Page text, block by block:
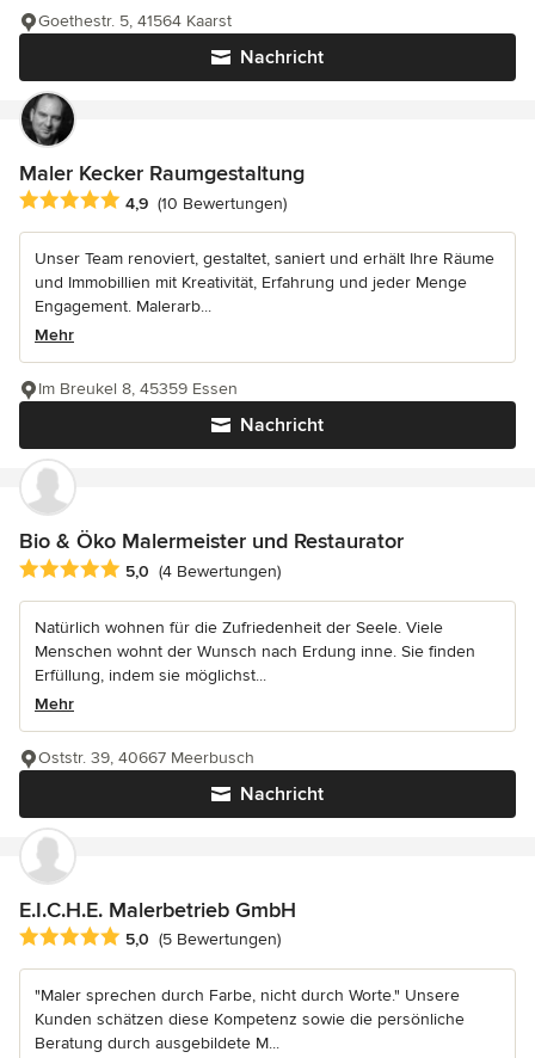
Nachricht
Goethestr. 5, 41564 Kaarst
Maler Kecker Raumgestaltung
Durchschnittliche Bewertung: 4.9 von 5 Sternen
4,9 (10 Bewertungen)
Unser Team renoviert, gestaltet, saniert und erhält Ihre Räume
und Immobillien mit Kreativität, Erfahrung und jeder Menge
Engagement. Malerarb...
Mehr
Nachricht
Im Breukel 8, 45359 Essen
Bio & Öko Malermeister und Restaurator
Durchschnittliche Bewertung: 5 von 5 Sternen
5,0 (4 Bewertungen)
Natürlich wohnen für die Zufriedenheit der Seele. Viele
Menschen wohnt der Wunsch nach Erdung inne. Sie finden
Erfüllung, indem sie möglichst...
Mehr
Nachricht
Oststr. 39, 40667 Meerbusch
E.I.C.H.E. Malerbetrieb GmbH
Durchschnittliche Bewertung: 5 von 5 Sternen
5,0 (5 Bewertungen)
"Maler sprechen durch Farbe, nicht durch Worte." Unsere
Kunden schätzen diese Kompetenz sowie die persönliche
Beratung durch ausgebildete M...